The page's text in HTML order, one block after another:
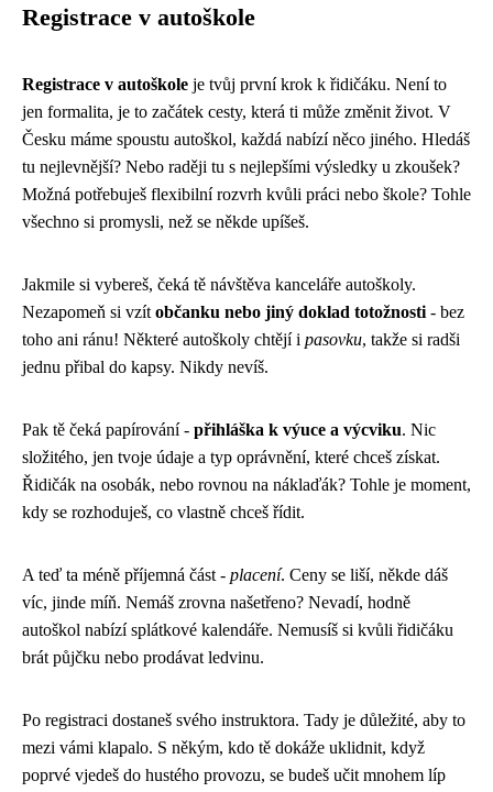
Registrace v autoškole
Registrace v autoškole je tvůj první krok k řidičáku. Není to
jen formalita, je to začátek cesty, která ti může změnit život. V
Česku máme spoustu autoškol, každá nabízí něco jiného. Hledáš
tu nejlevnější? Nebo raději tu s nejlepšími výsledky u zkoušek?
Možná potřebuješ flexibilní rozvrh kvůli práci nebo škole? Tohle
všechno si promysli, než se někde upíšeš.
Jakmile si vybereš, čeká tě návštěva kanceláře autoškoly.
Nezapomeň si vzít občanku nebo jiný doklad totožnosti - bez
toho ani ránu! Některé autoškoly chtějí i pasovku, takže si radši
jednu přibal do kapsy. Nikdy nevíš.
Pak tě čeká papírování - přihláška k výuce a výcviku. Nic
složitého, jen tvoje údaje a typ oprávnění, které chceš získat.
Řidičák na osobák, nebo rovnou na náklaďák? Tohle je moment,
kdy se rozhoduješ, co vlastně chceš řídit.
A teď ta méně příjemná část - placení. Ceny se liší, někde dáš
víc, jinde míň. Nemáš zrovna našetřeno? Nevadí, hodně
autoškol nabízí splátkové kalendáře. Nemusíš si kvůli řidičáku
brát půjčku nebo prodávat ledvinu.
Po registraci dostaneš svého instruktora. Tady je důležité, aby to
mezi vámi klapalo. S někým, kdo tě dokáže uklidnit, když
poprvé vjedeš do hustého provozu, se budeš učit mnohem líp